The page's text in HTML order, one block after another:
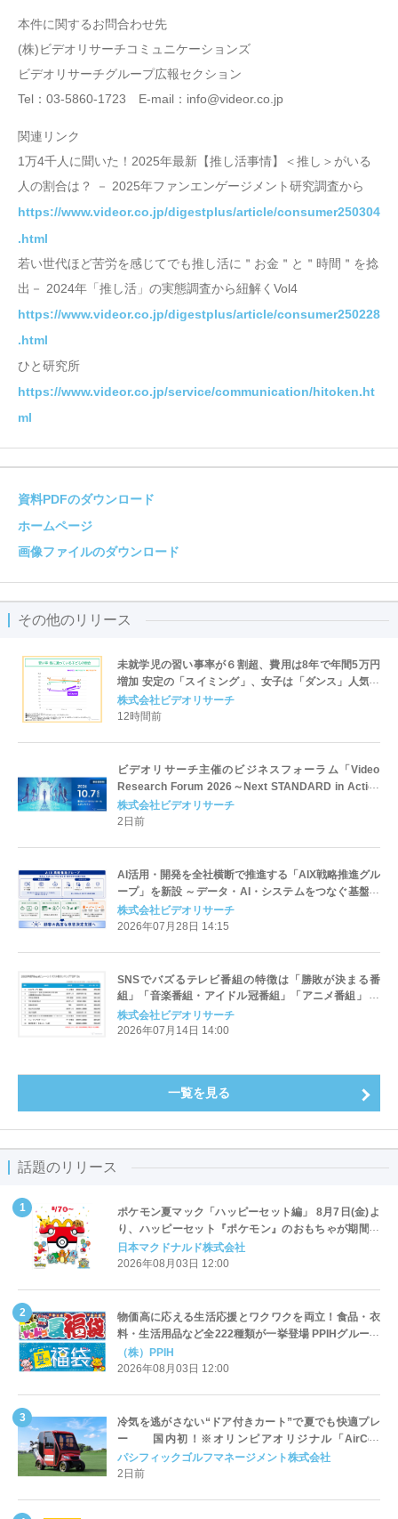
本件に関するお問合わせ先
(株)ビデオリサーチコミュニケーションズ
ビデオリサーチグループ広報セクション
Tel：03-5860-1723 E-mail：info@videor.co.jp
関連リンク
1万4千人に聞いた！2025年最新【推し活事情】＜推し＞がいる
人の割合は？ － 2025年ファンエンゲージメント研究調査から
https://www.videor.co.jp/digestplus/article/consumer250304
.html
若い世代ほど苦労を感じてでも推し活に＂お金＂と＂時間＂を捻
出－ 2024年「推し活」の実態調査から紐解くVol4
https://www.videor.co.jp/digestplus/article/consumer250228
.html
ひと研究所
https://www.videor.co.jp/service/communication/hitoken.ht
ml
資料PDFのダウンロード
ホームページ
画像ファイルのダウンロード
その他のリリース
未就学児の習い事率が６割超、費用は8年で年間5万円
増加 安定の「スイミング」、女子は「ダンス」人気が
加速
株式会社ビデオリサーチ
12時間前
ビデオリサーチ主催のビジネスフォーラム「Video
Research Forum 2026～Next STANDARD in Action
～」10月7日（水）開催
株式会社ビデオリサーチ
2日前
AI活用・開発を全社横断で推進する「AIX戦略推進グル
ープ」を新設 ～データ・AI・システムをつなぐ基盤構
想により、AIネイティブな事業変革と持続的成長を実
現～
株式会社ビデオリサーチ
2026年07月28日 14:15
SNSでバズるテレビ番組の特徴は「勝敗が決まる番
組」「音楽番組・アイドル冠番組」「アニメ番組」 ～
ビデオリサーチ2025年度テレビ番組X（旧ツイッタ
ー）ポスト数ランキングより分析 ～
株式会社ビデオリサーチ
2026年07月14日 14:00
一覧を見る
話題のリリース
ポケモン夏マック「ハッピーセット編」 8月7日(金)よ
り、ハッピーセット『ポケモン』のおもちゃが期間限
定登場
日本マクドナルド株式会社
2026年08月03日 12:00
物価高に応える生活応援とワクワクを両立！食品・衣
料・生活用品など全222種類が一挙登場 PPIHグループ
「夏福袋」＆セール 8月6日(木)より順次スタート
（株）PPIH
2026年08月03日 12:00
冷気を逃がさない“ドア付きカート”で夏でも快適プレ
ー 国内初！※オリンピアオリジナル「AirCon
Cart（エアコンカート）」導入 | ＰＧＭ
パシフィックゴルフマネージメント株式会社
2日前